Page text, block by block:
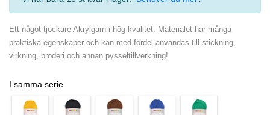
Ett något tjockare Akrylgarn i hög kvalitet. Materialet har många
praktiska egenskaper och kan med fördel användas till stickning,
virkning, broderi och annan pysseltillverkning!
I samma serie